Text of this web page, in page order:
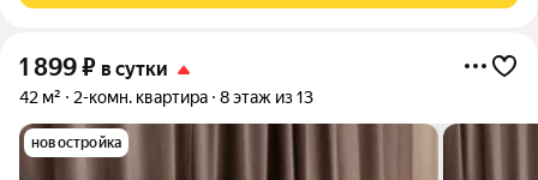
1 899₽ в сутки
42 м² 2-комн. квартира 8 этаж из 13
новостройка